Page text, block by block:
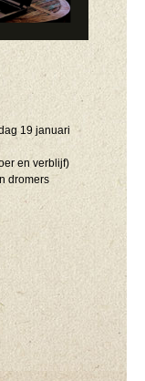
19 januari
en verblijf)
dromers